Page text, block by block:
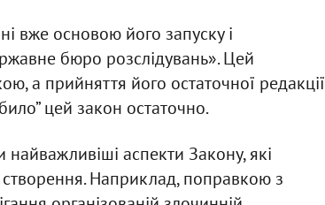
вже основою його запуску і
бюро розслідувань». Цей
а прийняття його остаточної редакції
цей закон остаточно.
аспекти Закону, які
створення. Наприклад, поправкою з